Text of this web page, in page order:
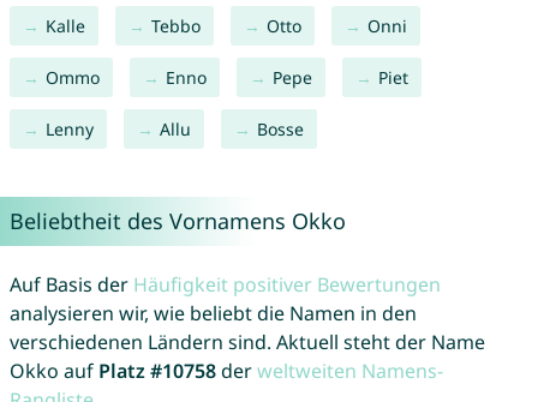
Kalle Tebbo Otto Onni
Ommo Enno Pepe Piet
Lenny Allu Bosse
Beliebtheit des Vornamens Okko
Auf Basis der Häufigkeit positiver Bewertungen
analysieren wir, wie beliebt die Namen in den
verschiedenen Ländern sind. Aktuell steht der Name
Okko auf Platz #10758derweltweiten Namens-